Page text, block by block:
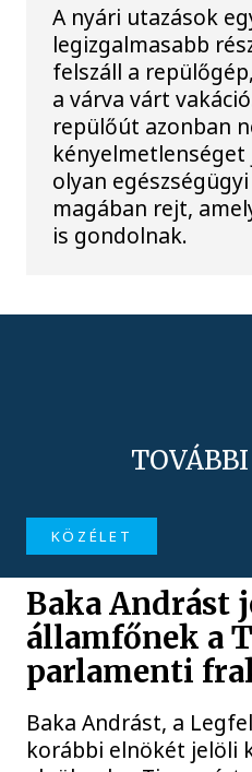
A nyári utazások
legizgalmasabb
felszáll a
a várva várt
repülőút azonban
olyan
magában rejt,
is gondolnak.
KÖZÉLET
Baka Andrást
államfőnek a
parlamenti
Baka Andrást, a
korábbi elnökét jelöli